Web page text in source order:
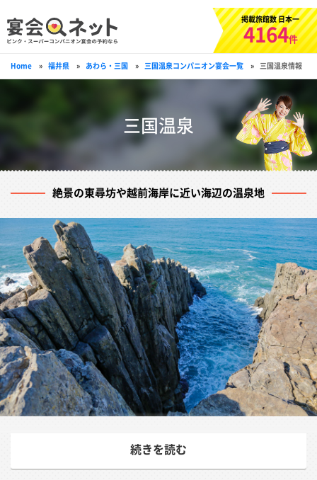
掲載旅館数 日本一
4164件
Home » 福井県 » あわら・三国 » 三国温泉コンパニオン宴会一覧 » 三国温泉情報
三国温泉
絶景の東尋坊や越前海岸に近い海辺の温泉地
温泉浴、海水浴、そして海風浴が楽しめる三国温泉
続きを読む